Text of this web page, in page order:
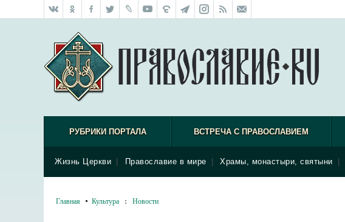
РУБРИКИ ПОРТАЛА ВСТРЕЧА С ПРАВОСЛАВИЕМ
Жизнь Церкви Православие в мире Храмы, монастыри, святыни
Главная Культура : Новости